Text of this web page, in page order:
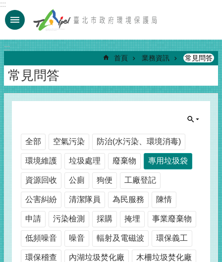
跳到主要內容區塊
:::
:::
首頁 業務資訊 常見問答
常見問答
全部 空氣污染 防治(水污染、環境消毒)
環境維護 垃圾處理 廢棄物 專用垃圾袋
資源回收 公廁 狗便 工廠登記
公害糾紛 清潔隊員 為民服務 陳情
申請 污染檢測 採購 掩埋 事業廢棄物
低頻噪音 噪音 輻射及電磁波 環保義工
環保稽查 內湖垃圾焚化廠 木柵垃圾焚化廠